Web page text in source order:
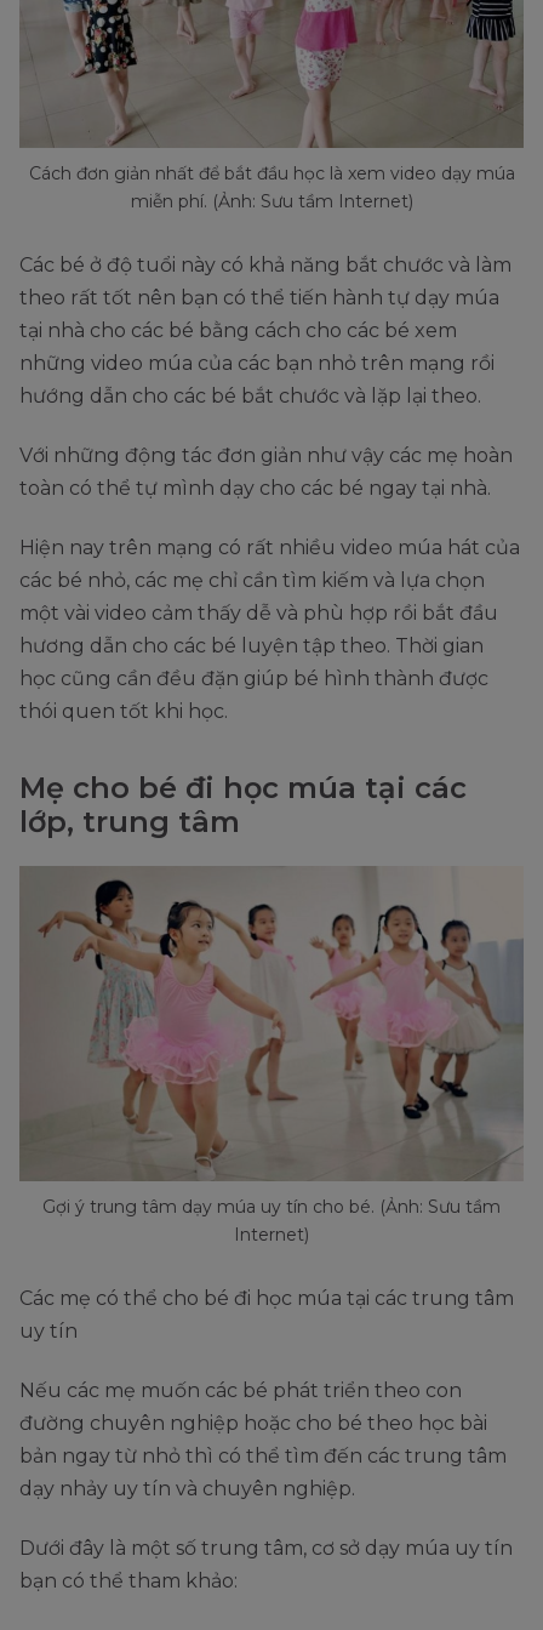
Cách đơn giản nhất để bắt đầu học là xem video dạy múa
miễn phí. (Ảnh: Sưu tầm Internet)
Các bé ở độ tuổi này có khả năng bắt chước và làm
theo rất tốt nên bạn có thể tiến hành tự dạy múa
tại nhà cho các bé bằng cách cho các bé xem
những video múa của các bạn nhỏ trên mạng rồi
hướng dẫn cho các bé bắt chước và lặp lại theo.
Với những động tác đơn giản như vậy các mẹ hoàn
toàn có thể tự mình dạy cho các bé ngay tại nhà.
Hiện nay trên mạng có rất nhiều video múa hát của
các bé nhỏ, các mẹ chỉ cần tìm kiếm và lựa chọn
một vài video cảm thấy dễ và phù hợp rồi bắt đầu
hương dẫn cho các bé luyện tập theo. Thời gian
học cũng cần đều đặn giúp bé hình thành được
thói quen tốt khi học.
Mẹ cho bé đi học múa tại các
lớp, trung tâm
Gợi ý trung tâm dạy múa uy tín cho bé. (Ảnh: Sưu tầm
Internet)
Các mẹ có thể cho bé đi học múa tại các trung tâm
uy tín
Nếu các mẹ muốn các bé phát triển theo con
đường chuyên nghiệp hoặc cho bé theo học bài
bản ngay từ nhỏ thì có thể tìm đến các trung tâm
dạy nhảy uy tín và chuyên nghiệp.
Dưới đây là một số trung tâm, cơ sở dạy múa uy tín
bạn có thể tham khảo: